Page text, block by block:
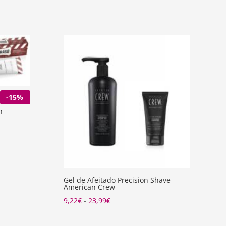
-15%
Gel de Afeitado Precision Shave
American Crew
9,22€ - 23,99€Rango